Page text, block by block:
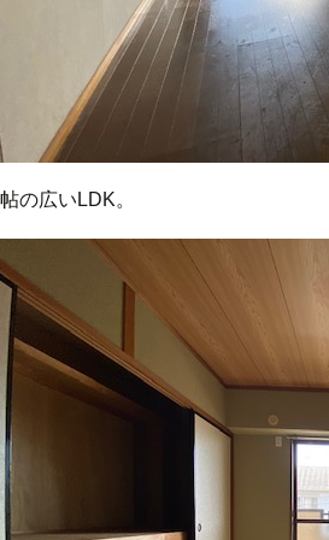
の広いLDK。